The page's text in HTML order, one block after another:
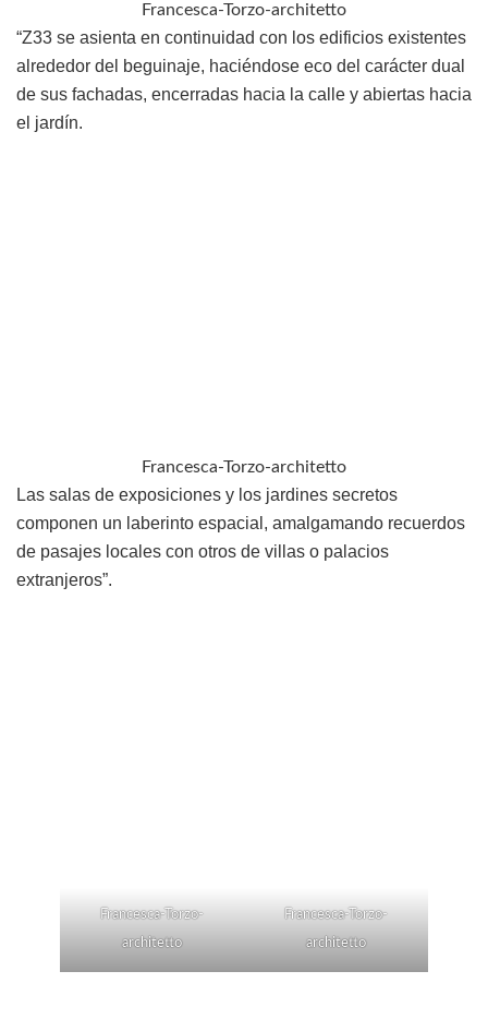
Francesca-Torzo-architetto
“Z33 se asienta en continuidad con los edificios existentes
alrededor del beguinaje, haciéndose eco del carácter dual
de sus fachadas, encerradas hacia la calle y abiertas hacia
el jardín.
Francesca-Torzo-architetto
Las salas de exposiciones y los jardines secretos
componen un laberinto espacial, amalgamando recuerdos
de pasajes locales con otros de villas o palacios
extranjeros”.
Francesca-Torzo-
architetto
Francesca-Torzo-
architetto